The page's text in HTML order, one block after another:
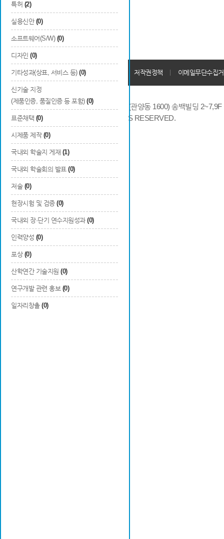
특허 (2)
실용신안 (0)
소프트웨어(S/W) (0)
디자인 (0)
기타성과(상표, 서비스 등) (0)
신기술 지정
(제품인증, 품질인증 등 포함) (0)
표준채택 (0)
시제품 제작 (0)
국내외 학술지 게재 (1)
국내외 학술회의 발표 (0)
저술 (0)
현장시험 및 검증 (0)
국내외 장·단기 연수지원성과 (0)
인력양성 (0)
포상 (0)
산학연간 기술지원 (0)
연구개발 관련 홍보 (0)
일자리창출 (0)
개인정보처리방침 회원가입약관 저작권정책 이메일무단수집
14066 경기도 안양시 동안구 시민대로 286 (관양동 1600) 송백빌딩
COPYRIGHTS © 2014 KAIA, ALL RIGHTS RESERVED.